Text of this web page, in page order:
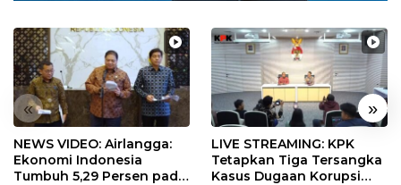
« »
NEWS VIDEO: Airlangga:
Ekonomi Indonesia
Tumbuh 5,29 Persen pada
LIVE STREAMING: KPK
Tetapkan Tiga Tersangka
Kasus Dugaan Korupsi